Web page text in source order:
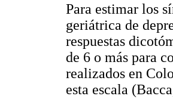
Para estimar los
geriátrica de
respuestas
de 6 o más para
realizados en
esta escala